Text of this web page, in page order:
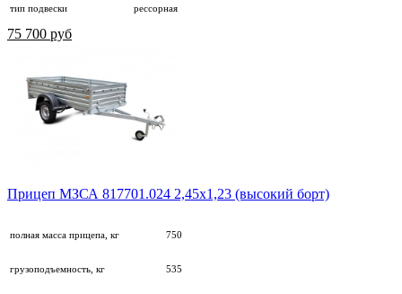
тип подвески рессорная
75 700 руб
Прицеп МЗСА 817701.024 2,45х1,23 (высокий борт)
полная масса прицепа, кг 750
грузоподъемность, кг 535